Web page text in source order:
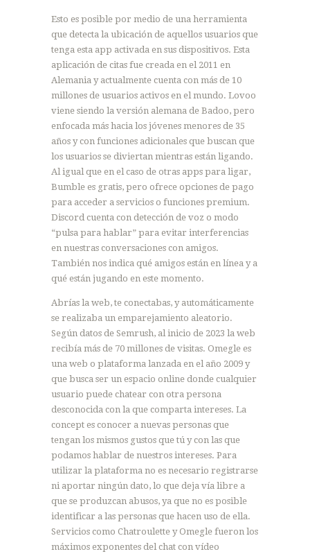
Esto es posible por medio de una herramienta
que detecta la ubicación de aquellos usuarios que
tenga esta app activada en sus dispositivos. Esta
aplicación de citas fue creada en el 2011 en
Alemania y actualmente cuenta con más de 10
millones de usuarios activos en el mundo. Lovoo
viene siendo la versión alemana de Badoo, pero
enfocada más hacia los jóvenes menores de 35
años y con funciones adicionales que buscan que
los usuarios se diviertan mientras están ligando.
Al igual que en el caso de otras apps para ligar,
Bumble es gratis, pero ofrece opciones de pago
para acceder a servicios o funciones premium.
Discord cuenta con detección de voz o modo
“pulsa para hablar” para evitar interferencias
en nuestras conversaciones con amigos.
También nos indica qué amigos están en línea y a
qué están jugando en este momento.
Abrías la web, te conectabas, y automáticamente
se realizaba un emparejamiento aleatorio.
Según datos de Semrush, al inicio de 2023 la web
recibía más de 70 millones de visitas. Omegle es
una web o plataforma lanzada en el año 2009 y
que busca ser un espacio online donde cualquier
usuario puede chatear con otra persona
desconocida con la que comparta intereses. La
concept es conocer a nuevas personas que
tengan los mismos gustos que tú y con las que
podamos hablar de nuestros intereses. Para
utilizar la plataforma no es necesario registrarse
ni aportar ningún dato, lo que deja vía libre a
que se produzcan abusos, ya que no es posible
identificar a las personas que hacen uso de ella.
Servicios como Chatroulette y Omegle fueron los
máximos exponentes del chat con vídeo